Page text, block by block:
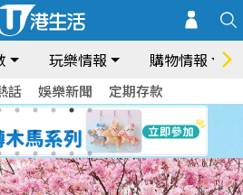
玩樂情報 購物情報
話 娛樂新聞 定期存款